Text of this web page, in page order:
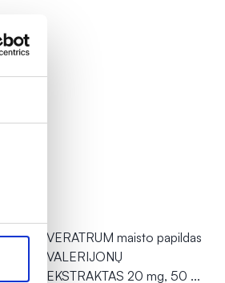
VERATRUM maisto papildas
VALERIJONŲ
EKSTRAKTAS 20 mg, 50 ...